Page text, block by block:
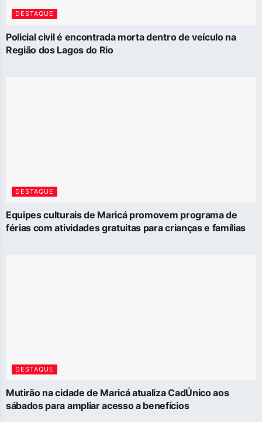
DESTAQUE
Policial civil é encontrada morta dentro de veículo na
Região dos Lagos do Rio
DESTAQUE
Equipes culturais de Maricá promovem programa de
férias com atividades gratuitas para crianças e famílias
DESTAQUE
Mutirão na cidade de Maricá atualiza CadÚnico aos
sábados para ampliar acesso a benefícios